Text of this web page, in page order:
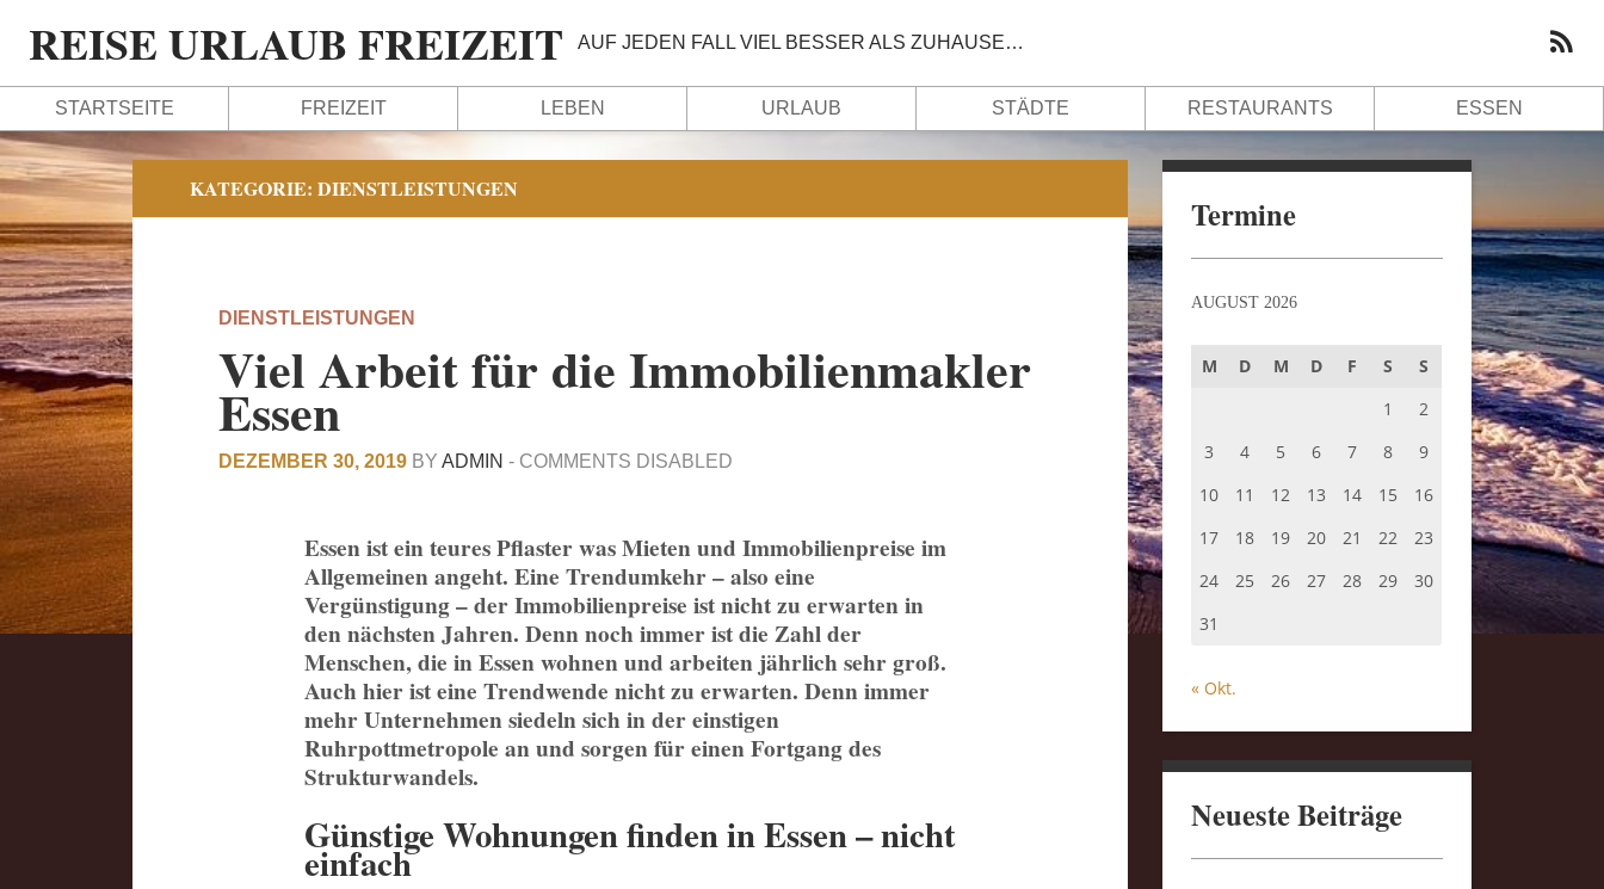
REISE URLAUB FREIZEIT AUF JEDEN FALL VIEL BESSER ALS ZUHAUSE…
STARTSEITE FREIZEIT LEBEN URLAUB STÄDTE RESTAURANTS ESSEN
KATEGORIE: DIENSTLEISTUNGEN
DIENSTLEISTUNGEN
Viel Arbeit für die Immobilienmakler
Essen
DEZEMBER 30, 2019 BY ADMIN - COMMENTS DISABLED
Essen ist ein teures Pflaster was Mieten und Immobilienpreise im
Allgemeinen angeht. Eine Trendumkehr – also eine
Vergünstigung – der Immobilienpreise ist nicht zu erwarten in
den nächsten Jahren. Denn noch immer ist die Zahl der
Menschen, die in Essen wohnen und arbeiten jährlich sehr groß.
Auch hier ist eine Trendwende nicht zu erwarten. Denn immer
mehr Unternehmen siedeln sich in der einstigen
Ruhrpottmetropole an und sorgen für einen Fortgang des
Strukturwandels.
Günstige Wohnungen finden in Essen – nicht
einfach
Termine
AUGUST 2026
M D M D F S
S
1
2
3
4 5 6 7 8
9
10
11 12 13 14 15
16
17
18 19 20 21 22
23
24
25 26 27 28 29
30
31
« Okt.
Neueste Beiträge